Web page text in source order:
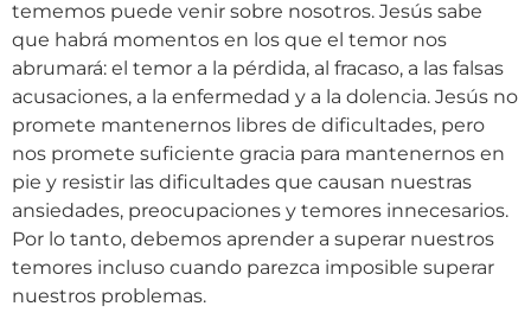
tememos puede venir sobre nosotros. Jesús sabe
que habrá momentos en los que el temor nos
abrumará: el temor a la pérdida, al fracaso, a las falsas
acusaciones, a la enfermedad y a la dolencia. Jesús no
promete mantenernos libres de dificultades, pero
nos promete suficiente gracia para mantenernos en
pie y resistir las dificultades que causan nuestras
ansiedades, preocupaciones y temores innecesarios.
Por lo tanto, debemos aprender a superar nuestros
temores incluso cuando parezca imposible superar
nuestros problemas.